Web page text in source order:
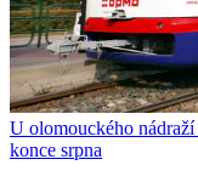
U olomouckého
konce srpna